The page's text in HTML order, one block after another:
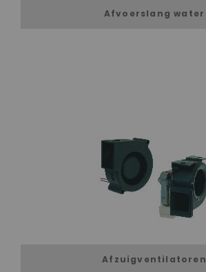
Afvoerslang water
Afzuigventilatoren